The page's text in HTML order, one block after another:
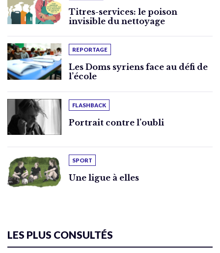
Titres-services: le poison
invisible du nettoyage
REPORTAGE
Les Doms syriens face au défi de
l’école
FLASHBACK
Portrait contre l’oubli
SPORT
Une ligue à elles
LES PLUS CONSULTÉS